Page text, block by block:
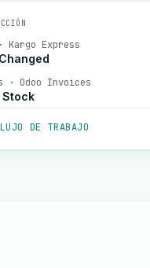
Kargo Express
· Odoo Invoices
Stock
DE TRABAJO